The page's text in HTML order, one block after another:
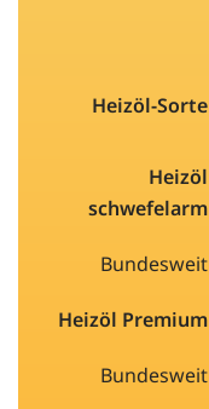
Heizöl-Sorte
Heizöl
schwefelarm
Bundesweit
Heizöl Premium
Bundesweit